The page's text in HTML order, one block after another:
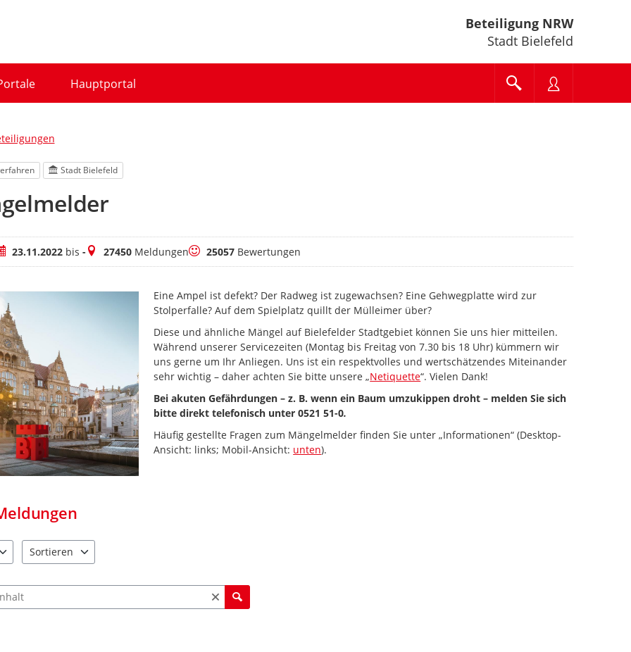
Beteiligung NRW
Stadt Bielefeld
Hauptportal
Stadt Bielefeld
23.11.2022bis -Meldungen
27450MeldungenBewertungen
25057Bewertungen
Eine Ampel ist defekt? Der Radweg ist zugewachsen? Eine Gehwegplatte wird zur
Stolperfalle? Auf dem Spielplatz quillt der Mülleimer über?
Diese und ähnliche Mängel auf Bielefelder Stadtgebiet können Sie uns hier mitteilen.
Während unserer Servicezeiten (Montag bis Freitag von 7.30 bis 18 Uhr) kümmern wir
uns gerne um Ihr Anliegen. Uns ist ein respektvolles und wertschätzendes Miteinander
sehr wichtig – daher achten Sie bitte unsere „Netiquette“. Vielen Dank!
Bei akuten Gefährdungen – z. B. wenn ein Baum umzukippen droht – melden Sie sich
bitte direkt telefonisch unter 0521 51-0.
Häufig gestellte Fragen zum Mängelmelder finden Sie unter „Informationen“ (Desktop-
Ansicht: links; Mobil-Ansicht: unten).
Sortieren
Meldungen und Kommentaren